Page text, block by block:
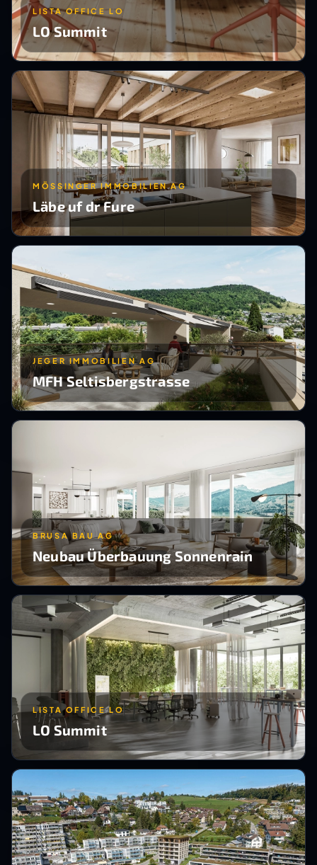
LISTA OFFICE LO
LO Summit
MÖSSINGER IMMOBILIEN AG
Läbe uf dr Fure
JEGER IMMOBILIEN AG
MFH Seltisbergstrasse
BRUSA BAU AG
Neubau Überbauung Sonnenrain
LISTA OFFICE LO
LO Summit